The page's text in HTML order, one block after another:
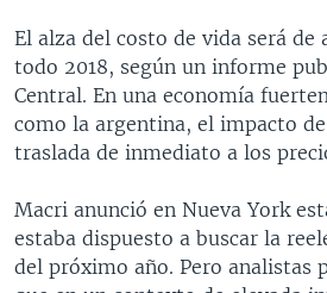
El alza del costo de vida será de
todo 2018, según un informe
Central. En una economía
como la argentina, el impacto
traslada de inmediato a los
Macri anunció en Nueva York
estaba dispuesto a buscar la
del próximo año. Pero analistas